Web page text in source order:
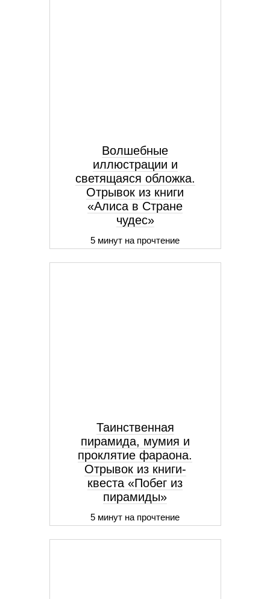
Волшебные
иллюстрации и
светящаяся обложка.
Отрывок из книги
«Алиса в Стране
чудес»
5 минут на прочтение
Таинственная
пирамида, мумия и
проклятие фараона.
Отрывок из книги-
квеста «Побег из
пирамиды»
5 минут на прочтение